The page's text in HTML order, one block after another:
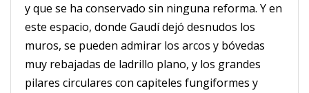
y que se ha conservado sin ninguna reforma. Y en
este espacio, donde Gaudí dejó desnudos los
muros, se pueden admirar los arcos y bóvedas
muy rebajadas de ladrillo plano, y los grandes
pilares circulares con capiteles fungiformes y